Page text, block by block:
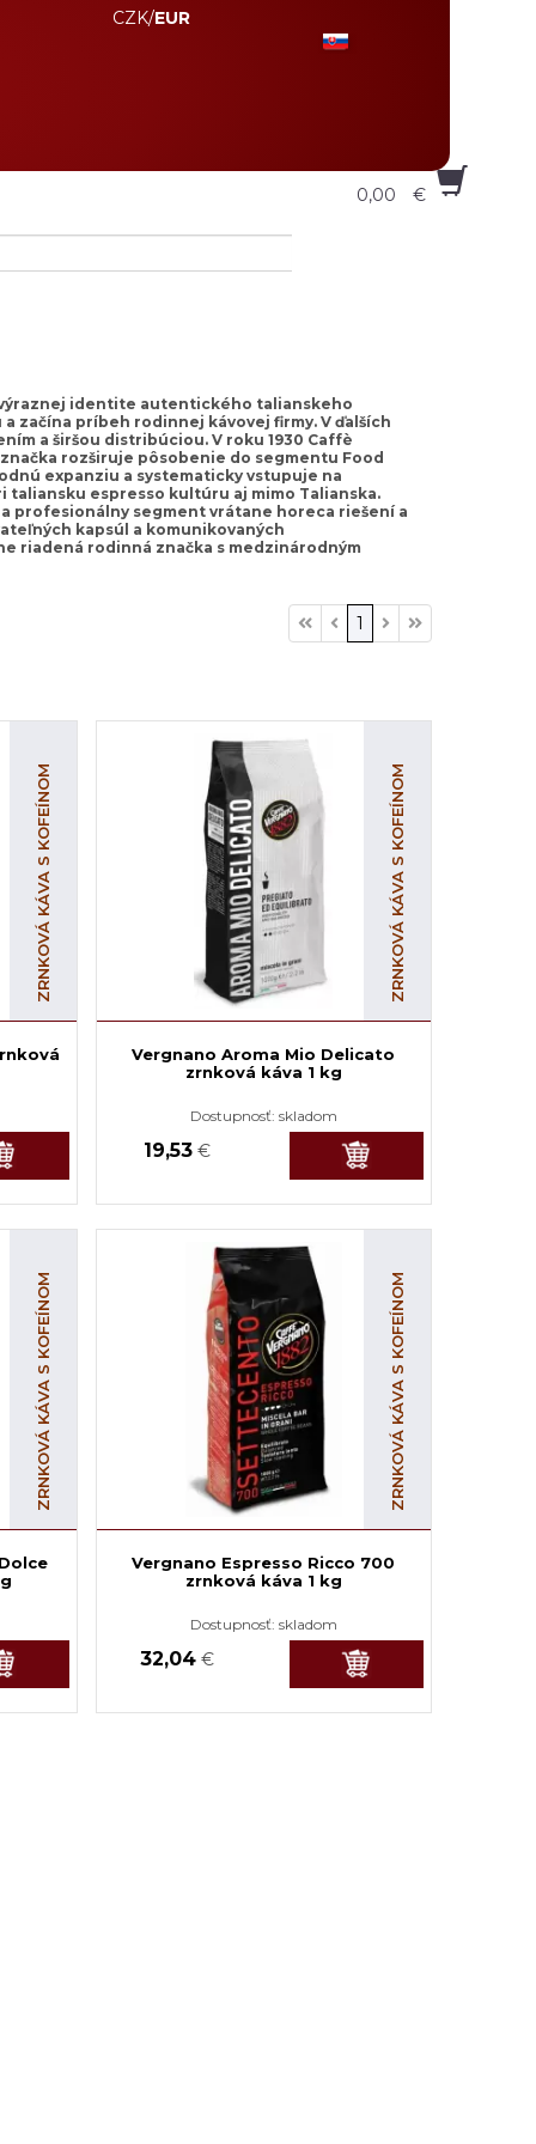
CZK/EUR
0,00 €
identite autentického talianskeho
začína príbeh rodinnej kávovej firmy. V ďalších
a širšou distribúciou. V roku 1930 Caffè
rozširuje pôsobenie do segmentu Food
expanziu a systematicky vstupuje na
espresso kultúru aj mimo Talianska.
profesionálny segment vrátane horeca riešení a
kapsúl a komunikovaných
riadená rodinná značka s medzinárodným
1
ZRNKOVÁ KÁVA S KOFEÍNOM ZRNKOVÁ KÁVA S KOFEÍNOM
Vergnano Aroma Mio Delicato
zrnková káva 1 kg
Dostupnosť: skladom
19,53 €
ZRNKOVÁ KÁVA S KOFEÍNOM ZRNKOVÁ KÁVA S KOFEÍNOM
Vergnano Espresso Ricco 700
zrnková káva 1 kg
Dostupnosť: skladom
32,04 €